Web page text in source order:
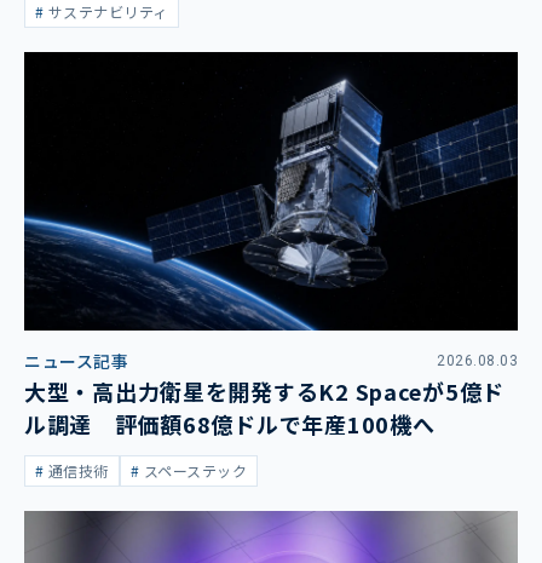
サステナビリティ
ニュース記事 2026.08.03
大型・高出力衛星を開発するK2 Spaceが5億ド
ル調達 評価額68億ドルで年産100機へ
通信技術 スペーステック